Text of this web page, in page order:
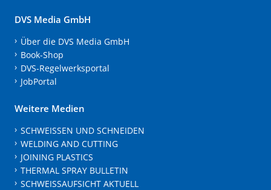
DVS Media GmbH
Über die DVS Media GmbH
Book-Shop
DVS-Regelwerksportal
JobPortal
Weitere Medien
SCHWEISSEN UND SCHNEIDEN
WELDING AND CUTTING
JOINING PLASTICS
THERMAL SPRAY BULLETIN
SCHWEISSAUFSICHT AKTUELL